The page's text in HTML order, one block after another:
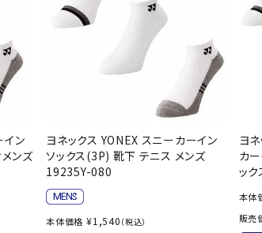
メンズウェア
ウィメンズウェア
キッズウェア
コンプレッションウェア
インナーウェア
シューズ
ジュニアシューズ
TRIGGERPOI
uhlsport
ZETT
イン
ンズ
ヨネックス YONEX スニーカーイン
ソックス(3P) 靴下 テニス メンズ
19235Y-080
本体価格 ¥1,540 （税込）
ヨ
カ
ッ
本体
販売